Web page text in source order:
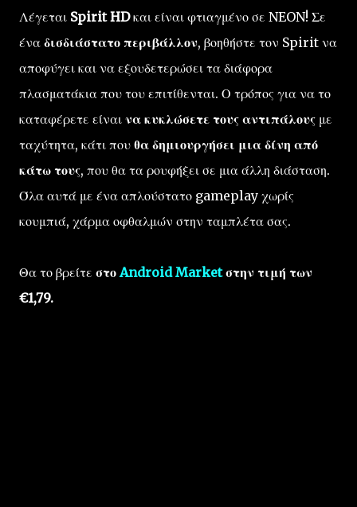
Λέγεται Spirit HDκαι είναι φτιαγμένο σε NEON! Σε
ένα δισδιάστατο περιβάλλον, βοηθήστε τον Spirit να
αποφύγει και να εξουδετερώσει τα διάφορα
πλασματάκια που του επιτίθενται. Ο τρόπος για να το
καταφέρετε είναι να κυκλώσετε τους αντιπάλους με
ταχύτητα, κάτι που θα δημιουργήσει μια δίνη από
κάτω τους, που θα τα ρουφήξει σε μια άλλη διάσταση.
Όλα αυτά με ένα απλούστατο gameplay χωρίς
κουμπιά, χάρμα οφθαλμών στην ταμπλέτα σας.
Θα το βρείτε στο Android Marketστην τιμή των
€1,79.